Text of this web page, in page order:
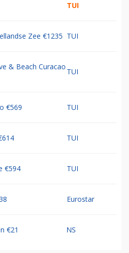
TUI
Zee €1235 TUI
& Beach Curacao
TUI
€569 TUI
TUI
€594 TUI
Eurostar
€21 NS